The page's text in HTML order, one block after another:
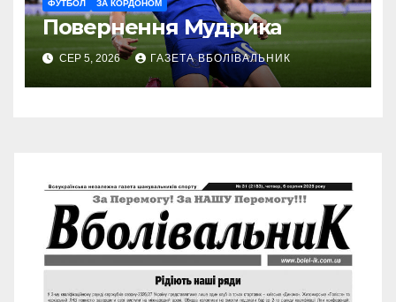
ФУТБОЛ ЗА КОРДОНОМ
Повернення Мудрика
СЕР 5, 2026 ГАЗЕТА ВБОЛІВАЛЬНИК